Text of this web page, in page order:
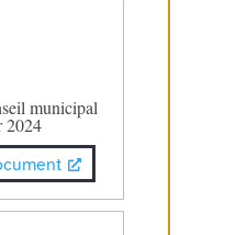
municipal
2024